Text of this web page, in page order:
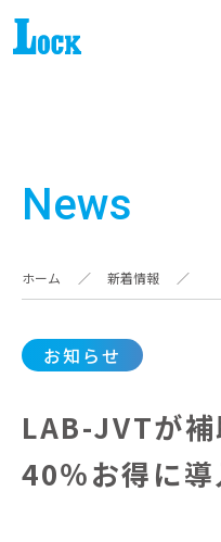
News
ホーム ／ 新着情報 ／
お知らせ
LAB-JVTが
40％お得に導